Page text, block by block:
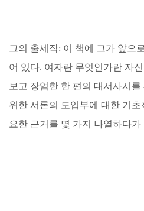
그의 출세작: 이 책에 그가 앞으
어 있다. 여자란 무엇인가란 자
보고 장엄한 한 편의 대서사시
위한 서론의 도입부에 대한 기
요한 근거를 몇 가지 나열하다